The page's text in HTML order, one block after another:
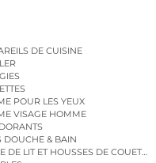
DE CUISINE
POUR LES YEUX
VISAGE HOMME
DOUCHE & BAIN
DE LIT ET HOUSSES DE COUETTE